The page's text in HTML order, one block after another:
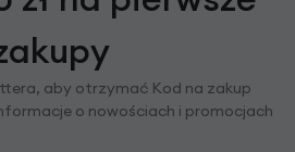
aby otrzymać Kod na zakup
o nowościach i promocjach